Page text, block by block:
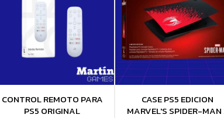
CONTROL REMOTO PARA
PS5 ORIGINAL
CASE PS5 EDICION
MARVEL'S SPIDER-MAN